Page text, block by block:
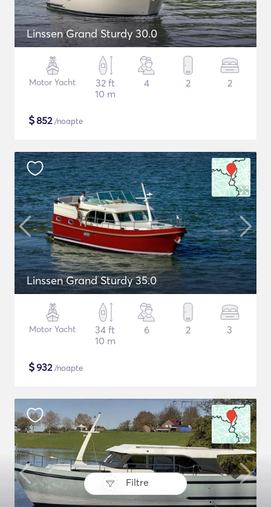
Filtre
Linssen Grand Sturdy 30.0
Motor Yacht
32 ft
10 m
4 2 2
$852/noapte
Linssen Grand Sturdy 35.0
Motor Yacht
34 ft
10 m
6 2 3
$932/noapte